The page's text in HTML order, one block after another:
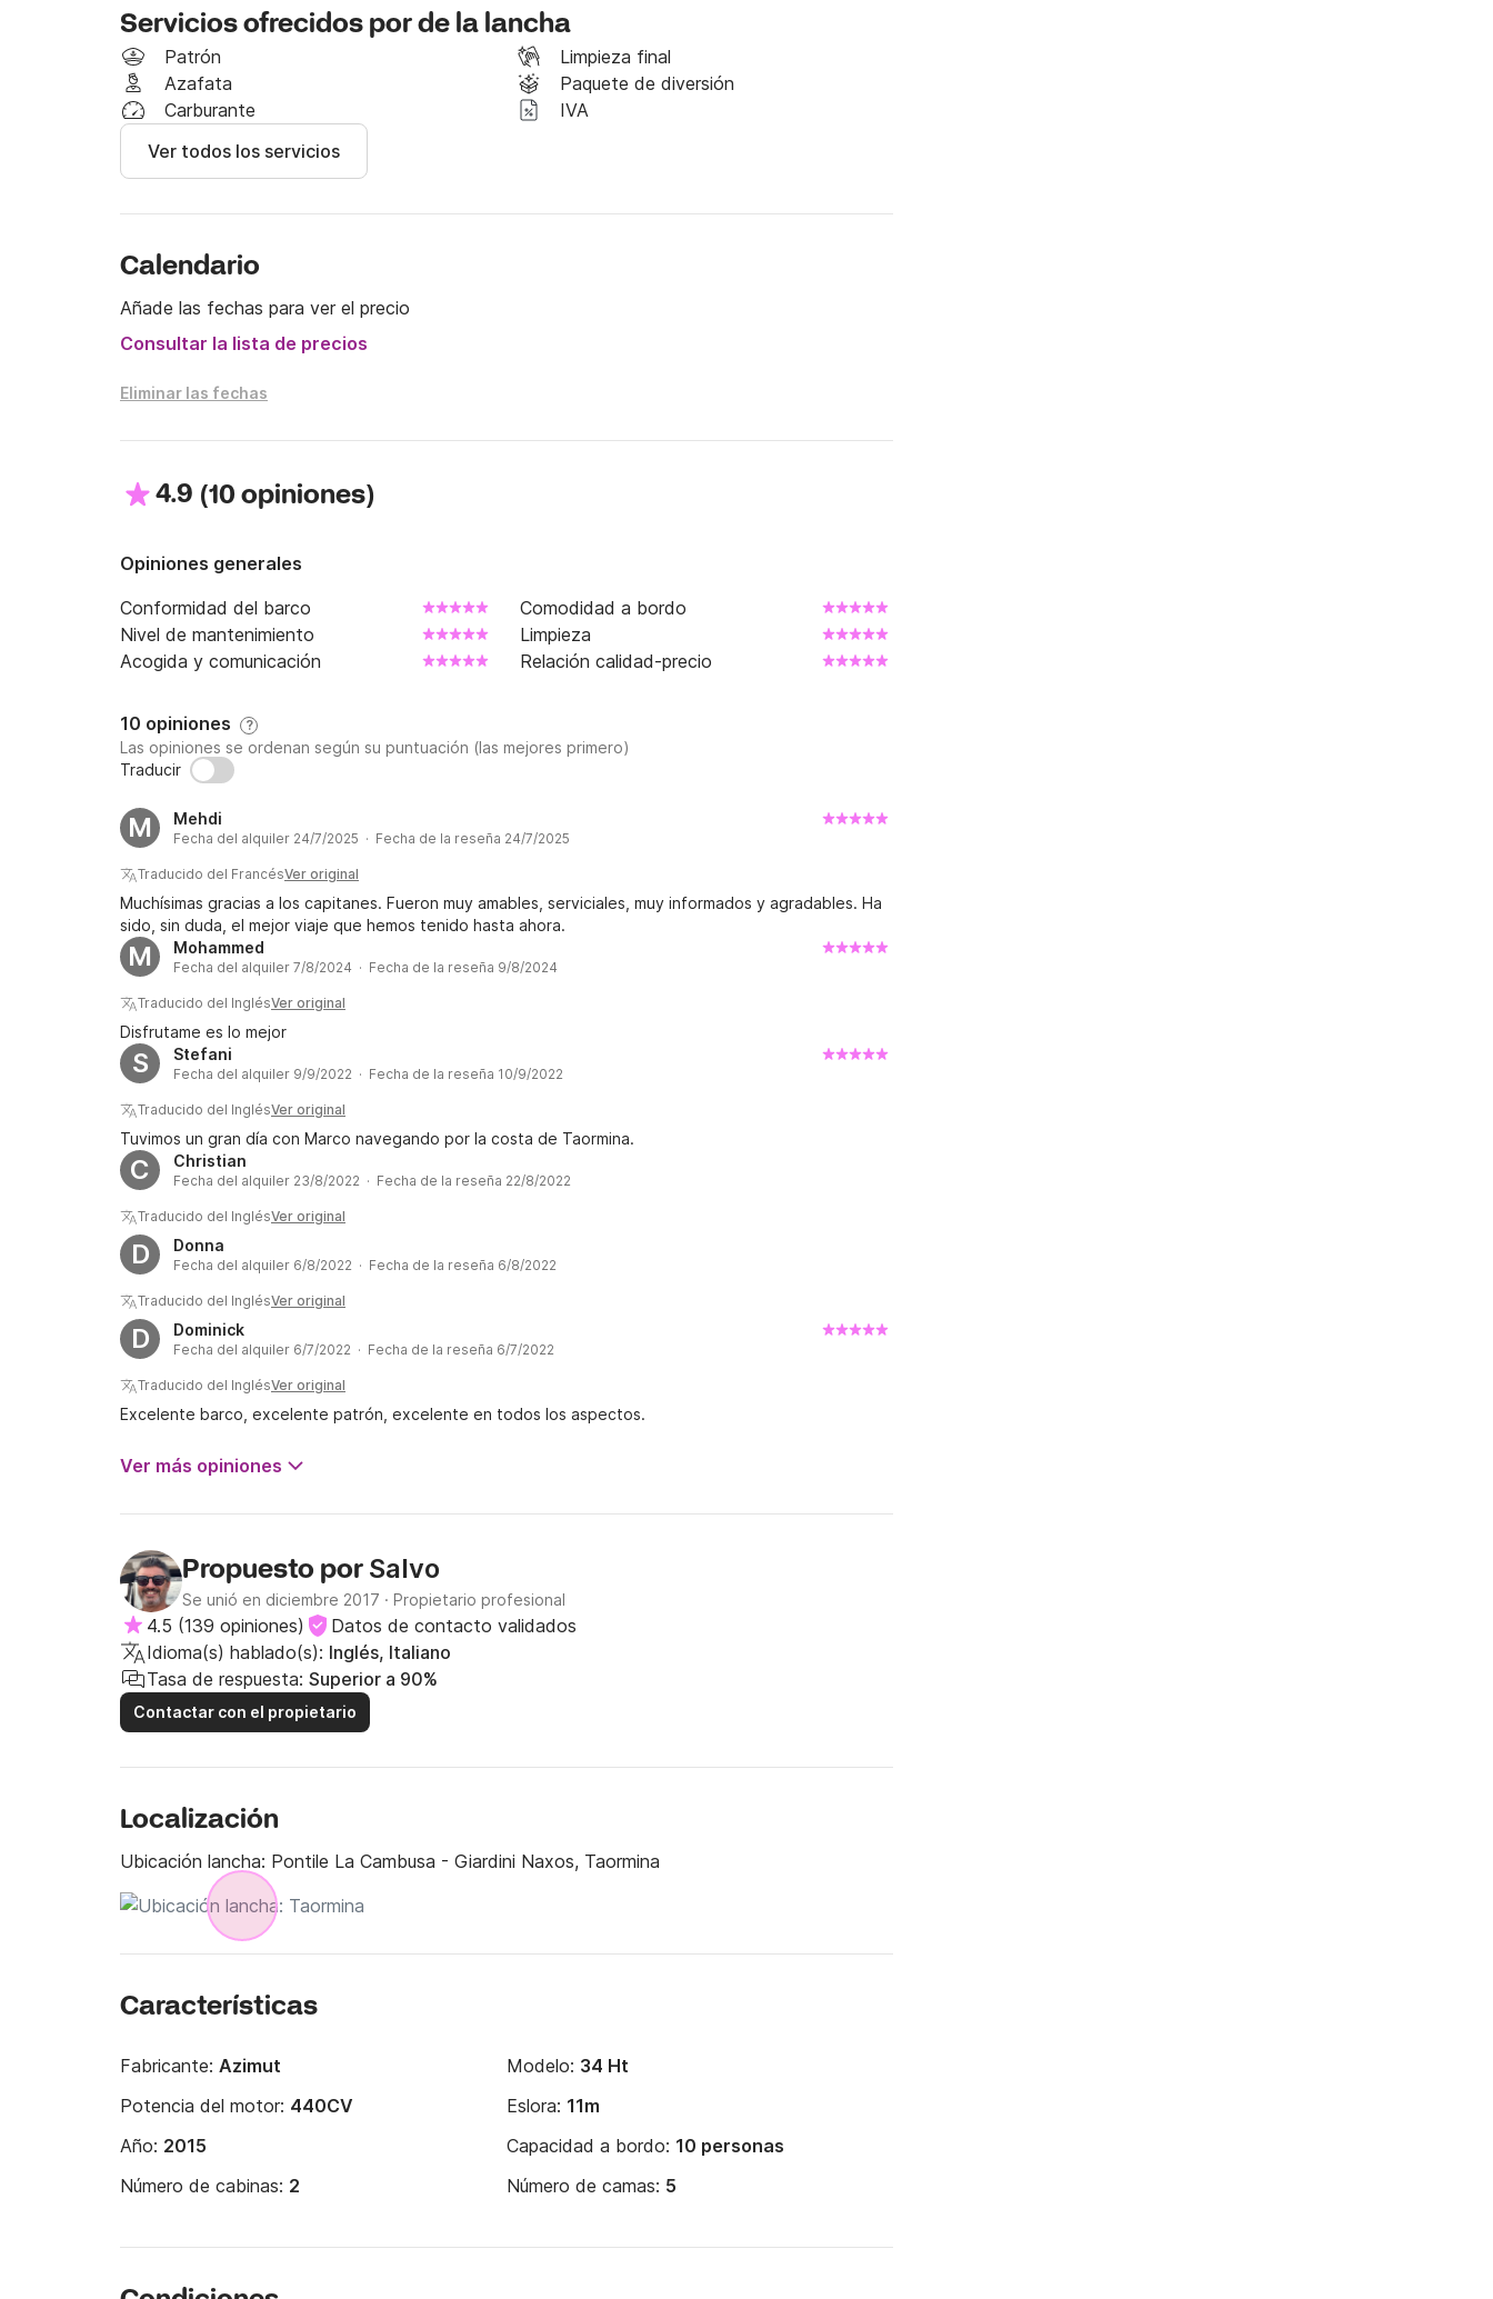
Servicios ofrecidos por de la lancha
Patrón
Limpieza final
Azafata
Paquete de diversión
Carburante
IVA
Ver todos los servicios
Calendario
Añade las fechas para ver el precio
Consultar la lista de precios
Eliminar las fechas
4.9 (10 opiniones)
Opiniones generales
Conformidad del barco
Comodidad a bordo
Nivel de mantenimiento
Limpieza
Acogida y comunicación
Relación calidad-precio
10 opiniones ?
Las opiniones se ordenan según su puntuación (las mejores primero)
Traducir
M Mehdi
Fecha del alquiler 24/7/2025 · Fecha de la reseña 24/7/2025
Traducido del FrancésVer original
Muchísimas gracias a los capitanes. Fueron muy amables, serviciales, muy informados y agradables. Ha
sido, sin duda, el mejor viaje que hemos tenido hasta ahora.
M Mohammed
Fecha del alquiler 7/8/2024 · Fecha de la reseña 9/8/2024
Traducido del InglésVer original
Disfrutame es lo mejor
S Stefani
Fecha del alquiler 9/9/2022 · Fecha de la reseña 10/9/2022
Traducido del InglésVer original
Tuvimos un gran día con Marco navegando por la costa de Taormina.
C Christian
Fecha del alquiler 23/8/2022 · Fecha de la reseña 22/8/2022
Traducido del InglésVer original
D Donna
Fecha del alquiler 6/8/2022 · Fecha de la reseña 6/8/2022
Traducido del InglésVer original
D Dominick
Fecha del alquiler 6/7/2022 · Fecha de la reseña 6/7/2022
Traducido del InglésVer original
Excelente barco, excelente patrón, excelente en todos los aspectos.
Ver más opiniones
Propuesto por Salvo
Se unió en diciembre 2017 · Propietario profesional
4.5 (139 opiniones)
Datos de contacto validados
Idioma(s) hablado(s): Inglés, Italiano
Tasa de respuesta: Superior a 90%
Contactar con el propietario
Localización
Ubicación lancha: Pontile La Cambusa - Giardini Naxos, Taormina
Características
Fabricante: Azimut Modelo: 34 Ht
Potencia del motor: 440CV Eslora: 11m
Año: 2015 Capacidad a bordo: 10 personas
Número de cabinas: 2 Número de camas: 5